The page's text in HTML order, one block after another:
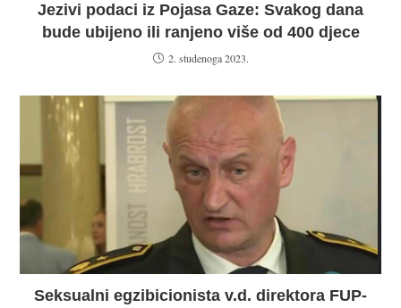
Jezivi podaci iz Pojasa Gaze: Svakog dana
bude ubijeno ili ranjeno više od 400 djece
2. studenoga 2023.
Seksualni egzibicionista v.d. direktora FUP-